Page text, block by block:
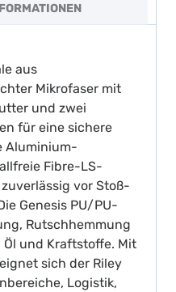
aus
Mikrofaser mit
und zwei
für eine sichere
Aluminium-
Fibre-LS-
vor Stoß-
Genesis PU/PU-
Rutschhemmung
und Kraftstoffe. Mit
sich der Riley
Logistik,